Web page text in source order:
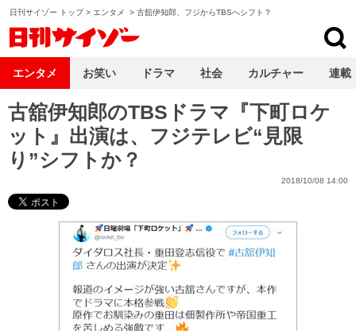
日刊サイゾー トップ> エンタメ > 古舘伊知郎、フジからTBSへシフト？
古舘伊知郎のTBSドラマ『下町ロケ
ット』出演は、フジテレビ“見限
り”シフトか？
2018/10/08 14:00
エンタメ お笑い ドラマ 社会 カルチャー 連載